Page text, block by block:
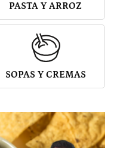
PASTA Y ARROZ
SOPAS Y CREMAS